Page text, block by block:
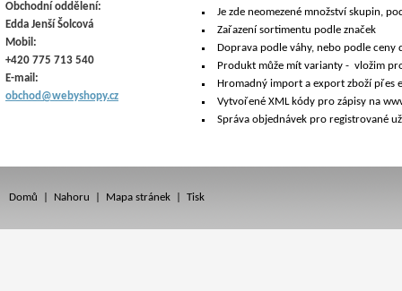
Je zde neomezené množství skupin,
Zařazení sortimentu podle značek
Doprava podle váhy, nebo podle ceny
Produkt může mít varianty - vložim
Hromadný import a export zboží přes
Vytvořené XML kódy pro zápisy na
Správa objednávek pro registrované
Obchodní oddělení:
Edda Jenší Šolcová
Mobil:
+420 775 713 540
E-mail:
obchod@webyshopy.cz
Domů Nahoru Mapa stránek Tisk